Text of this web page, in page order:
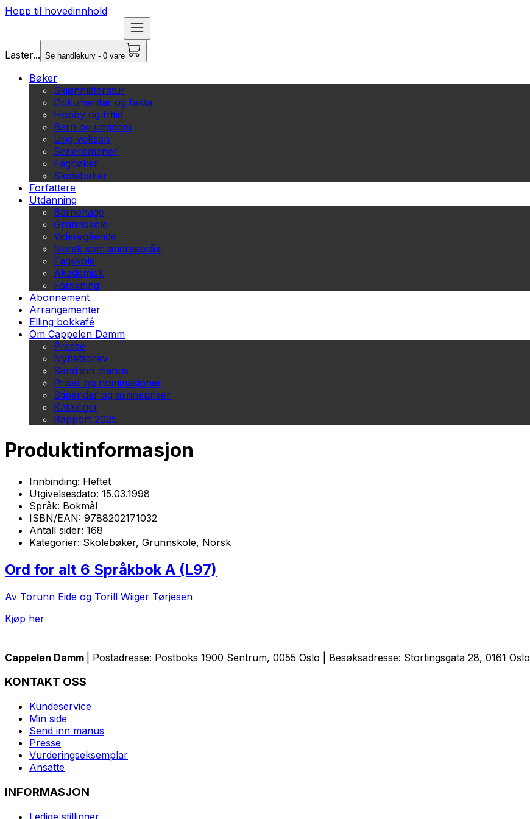
Hopp til hovedinnhold
Laster... Se handlekurv - 0 vare
Bøker
Skjønnlitteratur
Dokumentar og fakta
Hobby og fritid
Barn og ungdom
Ung voksen
Serieromaner
Fagbøker
Skolebøker
Forfattere
Utdanning
Barnehage
Grunnskole
Videregående
Norsk som andrespråk
Fagskole
Akademisk
Forskning
Abonnement
Arrangementer
Elling bokkafé
Om Cappelen Damm
Presse
Nyhetsbrev
Send inn manus
Priser og nominasjoner
Stipender og minnepriser
Kataloger
Rapport 2025
Produktinformasjon
Innbinding: Heftet
Utgivelsesdato: 15.03.1998
Språk: Bokmål
ISBN/EAN: 9788202171032
Antall sider: 168
Kategorier: Skolebøker, Grunnskole, Norsk
Ord for alt 6 Språkbok A (L97)
Av Torunn Eide og Torill Wiiger Tørjesen
Kjøp her
Cappelen Damm | Postadresse: Postboks 1900 Sentrum, 0055 Oslo | Besøksadresse: Stortingsgata 28, 0161 Oslo
KONTAKT OSS
Kundeservice
Min side
Send inn manus
Presse
Vurderingseksemplar
Ansatte
INFORMASJON
Ledige stillinger